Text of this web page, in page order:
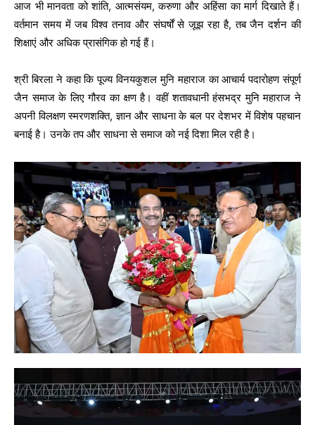
आज भी मानवता को शांति, आत्मसंयम, करुणा और अहिंसा का मार्ग दिखाते हैं।
वर्तमान समय में जब विश्व तनाव और संघर्षों से जूझ रहा है, तब जैन दर्शन की
शिक्षाएं और अधिक प्रासंगिक हो गई हैं।
श्री बिरला ने कहा कि पूज्य विनयकुशल मुनि महाराज का आचार्य पदारोहण संपूर्ण
जैन समाज के लिए गौरव का क्षण है। वहीं शतावधानी हंसभद्र मुनि महाराज ने
अपनी विलक्षण स्मरणशक्ति, ज्ञान और साधना के बल पर देशभर में विशेष पहचान
बनाई है। उनके तप और साधना से समाज को नई दिशा मिल रही है।